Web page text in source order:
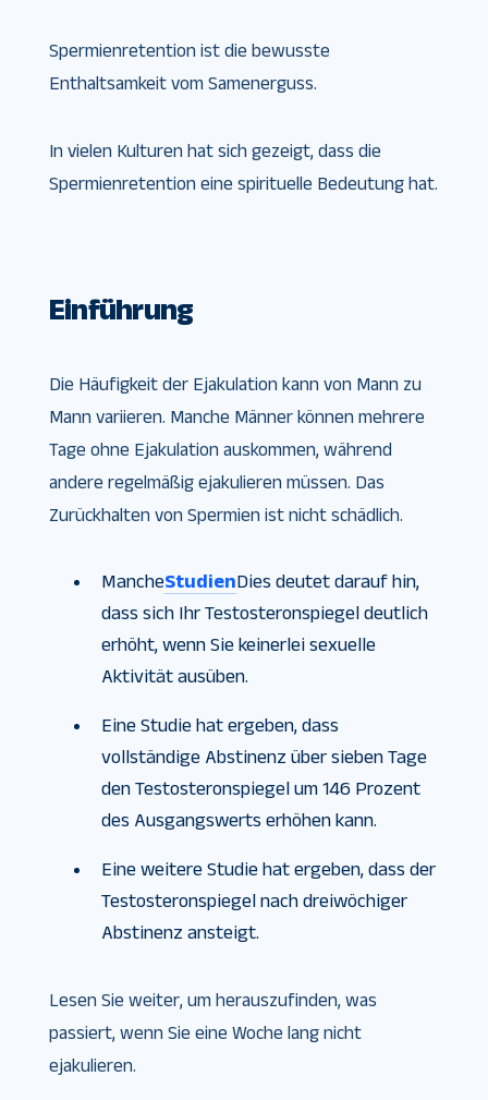
Spermienretention ist die bewusste
Enthaltsamkeit vom Samenerguss.
In vielen Kulturen hat sich gezeigt, dass die
Spermienretention eine spirituelle Bedeutung hat.
Einführung
Die Häufigkeit der Ejakulation kann von Mann zu
Mann variieren. Manche Männer können mehrere
Tage ohne Ejakulation auskommen, während
andere regelmäßig ejakulieren müssen. Das
Zurückhalten von Spermien ist nicht schädlich.
MancheStudienDies deutet darauf hin,
dass sich Ihr Testosteronspiegel deutlich
erhöht, wenn Sie keinerlei sexuelle
Aktivität ausüben.
Eine Studie hat ergeben, dass
vollständige Abstinenz über sieben Tage
den Testosteronspiegel um 146 Prozent
des Ausgangswerts erhöhen kann.
Eine weitere Studie hat ergeben, dass der
Testosteronspiegel nach dreiwöchiger
Abstinenz ansteigt.
Lesen Sie weiter, um herauszufinden, was
passiert, wenn Sie eine Woche lang nicht
ejakulieren.